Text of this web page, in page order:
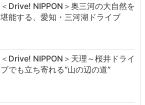
＜Drive! NIPPON＞奥三河の大自然を
堪能する、愛知・三河湖ドライブ
＜Drive! NIPPON＞天理～桜井ドライ
ブでも立ち寄れる“山の辺の道”